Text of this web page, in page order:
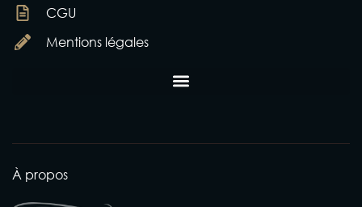
CGU
Mentions légales
À propos